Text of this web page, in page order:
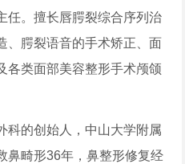
任。擅长唇腭裂综合序列治
、腭裂语音的手术矫正、面
各类面部美容整形手术颅颌
科的创始人，中山大学附属
鼻畸形36年，鼻整形修复经